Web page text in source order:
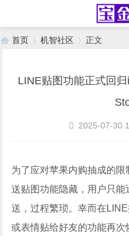
首页 机智社区 正文
LINE贴图功能正式回
2025-07-30
为了应对苹果内购抽成的
送贴图功能隐藏，用户只
送，过程繁琐。幸而在
或表情贴给好友的功能再